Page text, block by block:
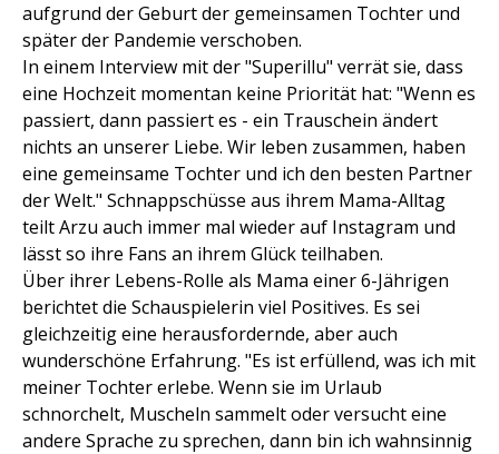
aufgrund der Geburt der gemeinsamen Tochter und
später der Pandemie verschoben.
In einem Interview mit der "Superillu" verrät sie, dass
eine Hochzeit momentan keine Priorität hat: "Wenn es
passiert, dann passiert es - ein Trauschein ändert
nichts an unserer Liebe. Wir leben zusammen, haben
eine gemeinsame Tochter und ich den besten Partner
der Welt." Schnappschüsse aus ihrem Mama-Alltag
teilt Arzu auch immer mal wieder auf Instagram und
lässt so ihre Fans an ihrem Glück teilhaben.
Über ihrer Lebens-Rolle als Mama einer 6-Jährigen
berichtet die Schauspielerin viel Positives. Es sei
gleichzeitig eine herausfordernde, aber auch
wunderschöne Erfahrung. "Es ist erfüllend, was ich mit
meiner Tochter erlebe. Wenn sie im Urlaub
schnorchelt, Muscheln sammelt oder versucht eine
andere Sprache zu sprechen, dann bin ich wahnsinnig